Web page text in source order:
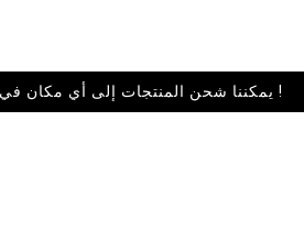
يمكننا شحن المنتجات إلى أي مكان في العالم. يمكنك الاطلاع على خيارات الشحن في عربة التسوق الخاصة بك !